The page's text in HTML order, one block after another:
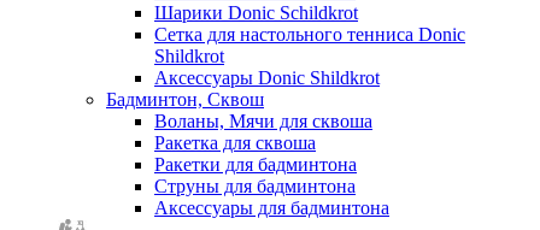
Шарики Donic Schildkrot
Сетка для настольного тенниса Donic
Shildkrot
Аксессуары Donic Shildkrot
Бадминтон, Сквош
Воланы, Мячи для сквоша
Ракетка для сквоша
Ракетки для бадминтона
Струны для бадминтона
Аксессуары для бадминтона